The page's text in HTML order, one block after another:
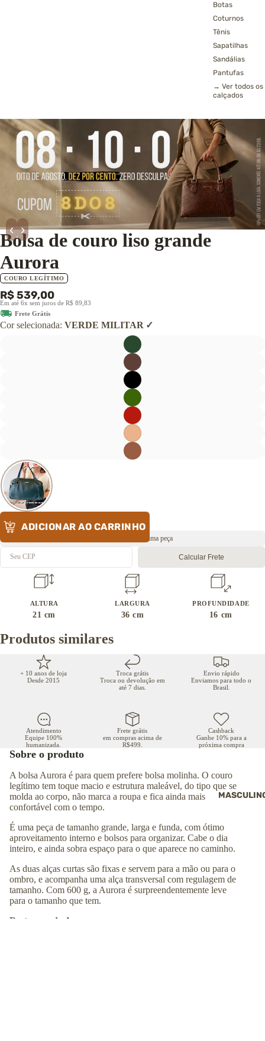
Botas
Coturnos
Tênis
Sapatilhas
Sandálias
Pantufas
→ Ver todos os
calçados
‹ ›
Bolsa de couro liso grande
Aurora
COURO LEGÍTIMO
R$ 539,00
Em até 6x sem juros de R$ 89,83
Frete Grátis
Cor selecionada: VERDE MILITAR
ADICIONAR AO CARRINHO
Envio rápido 🔥 Última peça
Calcular Frete
ALTURA
21 cm
LARGURA
36cm
PROFUNDIDADE
16 cm
Produtos similares
+ 10 anos de loja
Desde 2015
Troca grátis
Troca ou devolução em
até 7 dias.
Envio rápido
Enviamos para todo o
Brasil.
Atendimento
Equipe 100%
humanizada.
Frete grátis
em compras acima de
R$499.
Cashback
Ganhe 10% para a
próxima compra
Sobre o produto
A bolsa Aurora é para quem prefere bolsa molinha. O couro
legítimo tem toque macio e estrutura maleável, do tipo que se
molda ao corpo, não marca a roupa e fica ainda mais
confortável com o tempo.
É uma peça de tamanho grande, larga e funda, com ótimo
aproveitamento interno e bolsos para organizar. Cabe o dia
inteiro, e ainda sobra espaço para o que aparece no caminho.
As duas alças curtas são fixas e servem para a mão ou para o
ombro, e acompanha uma alça transversal com regulagem de
tamanho. Com 600 g, a Aurora é surpreendentemente leve
para o tamanho que tem.
Destaques da Aurora: